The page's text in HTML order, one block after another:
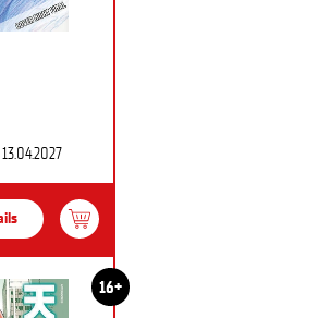
16+